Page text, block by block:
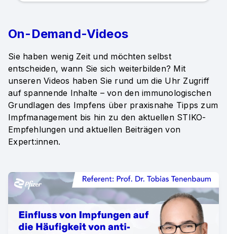
On-Demand-Videos
Sie haben wenig Zeit und möchten selbst
entscheiden, wann Sie sich weiterbilden? Mit
unseren Videos haben Sie rund um die Uhr Zugriff
auf spannende Inhalte – von den immunologischen
Grundlagen des Impfens über praxisnahe Tipps zum
Impfmanagement bis hin zu den aktuellen STIKO-
Empfehlungen und aktuellen Beiträgen von
Expert:innen.